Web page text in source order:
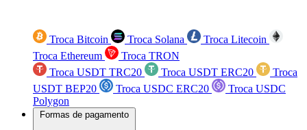
Troca Bitcoin Troca Solana
Troca Litecoin
Troca Ethereum
Troca TRON
Troca USDT TRC20
Troca USDT ERC20
Troca
USDT BEP20
Troca USDC ERC20
Troca USDC
Polygon
Formas de pagamento